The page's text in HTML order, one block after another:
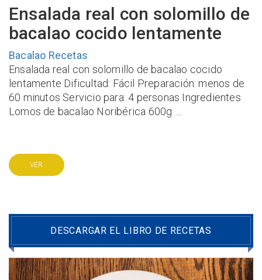
Ensalada real con solomillo de
bacalao cocido lentamente
Bacalao Recetas
Ensalada real con solomillo de bacalao cocido
lentamente Dificultad: Fácil Preparación: menos de
60 minutos Servicio para: 4 personas Ingredientes
Lomos de bacalao Noribérica 600g …
VER
DESCARGAR EL LIBRO DE RECETAS